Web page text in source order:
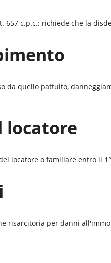
c.p.c.: richiede che la
da quello pattuito,
locatore
locatore o familiare entro il
risarcitoria per danni